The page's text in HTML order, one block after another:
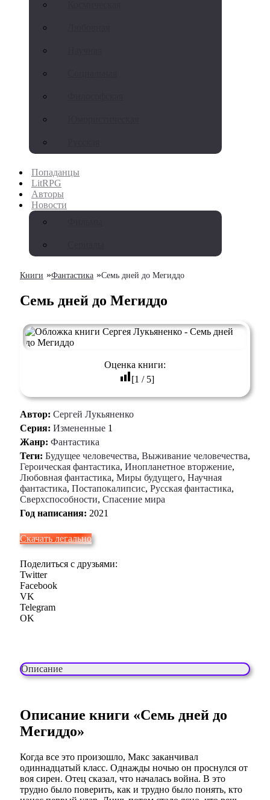
Попаданцы
LitRPG
Авторы
Новости
Книги »Фантастика »Семь дней до Мегиддо
Семь дней до Мегиддо
Оценка книги:
[1 / 5]
Автор: Сергей Лукьяненко
Серия: Измененные 1
Жанр: Фантастика
Теги: Будущее человечества, Выживание человечества,
Героическая фантастика, Инопланетное вторжение,
Любовная фантастика, Миры будущего, Научная
фантастика, Постапокалипсис, Русская фантастика,
Сверхспособности, Спасение мира
Год написания: 2021
Скачать легально
Поделиться с друзьями:
Twitter
Facebook
VK
Telegram
OK
Описание
Описание книги «Семь дней до
Мегиддо»
Когда все это произошло, Макс заканчивал
одиннадцатый класс. Однажды ночью он проснулся от
воя сирен. Отец сказал, что началась война. В это
трудно было поверить, как и трудно было понять, кто